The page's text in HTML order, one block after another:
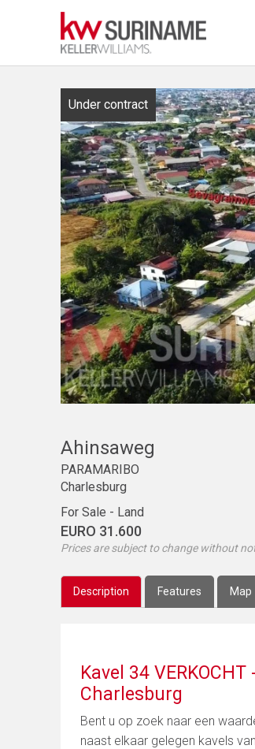
Under contract
Ahinsaweg
PARAMARIBO
Charlesburg
For Sale - Land
EURO 31.600
Prices are subject to change without
Description Features Map
Kavel 34
Charlesburg
Bent u op zoek naar een
naast elkaar gelegen kavels